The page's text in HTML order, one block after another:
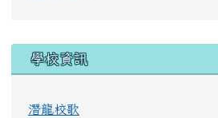
學校資訊
潛龍校歌